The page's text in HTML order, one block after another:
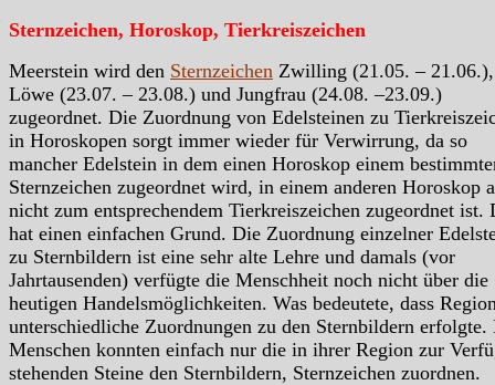
Sternzeichen, Horoskop, Tierkreiszeichen
Meerstein wird den Sternzeichen Zwilling (21.05. – 21.06.),
Löwe (23.07. – 23.08.) und Jungfrau (24.08. –23.09.)
zugeordnet. Die Zuordnung von Edelsteinen zu
in Horoskopen sorgt immer wieder für Verwirrung, da so
mancher Edelstein in dem einen Horoskop einem
Sternzeichen zugeordnet wird, in einem anderen Horoskop
nicht zum entsprechendem Tierkreiszeichen zugeordnet ist.
hat einen einfachen Grund. Die Zuordnung einzelner
zu Sternbildern ist eine sehr alte Lehre und damals (vor
Jahrtausenden) verfügte die Menschheit noch nicht über die
heutigen Handelsmöglichkeiten. Was bedeutete, dass
unterschiedliche Zuordnungen zu den Sternbildern erfolgte.
Menschen konnten einfach nur die in ihrer Region zur
stehenden Steine den Sternbildern, Sternzeichen zuordnen.